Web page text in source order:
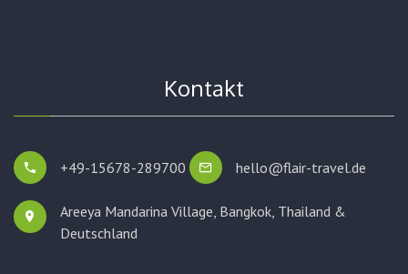
Kontakt
+49-15678-289700 hello@flair-travel.de
Areeya Mandarina Village, Bangkok, Thailand &
Deutschland